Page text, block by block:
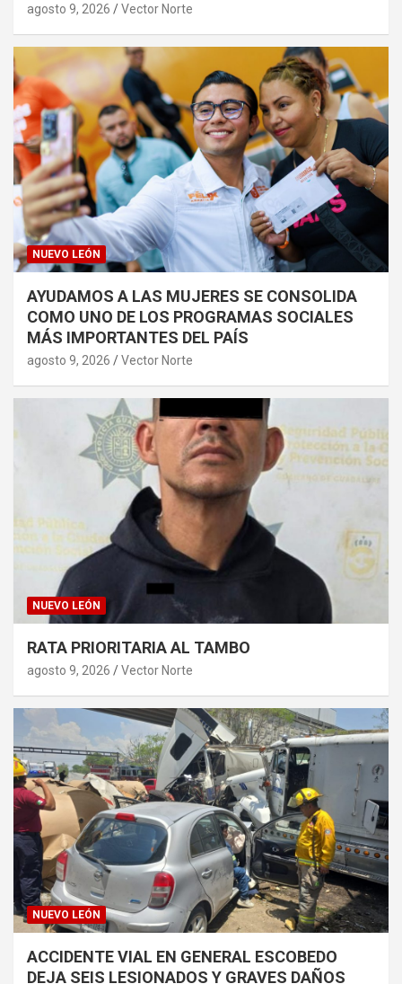
agosto 9, 2026 Vector Norte
NUEVO LEÓN
AYUDAMOS A LAS MUJERES SE CONSOLIDA
COMO UNO DE LOS PROGRAMAS SOCIALES
MÁS IMPORTANTES DEL PAÍS
agosto 9, 2026 Vector Norte
NUEVO LEÓN
RATA PRIORITARIA AL TAMBO
agosto 9, 2026 Vector Norte
NUEVO LEÓN
ACCIDENTE VIAL EN GENERAL ESCOBEDO
DEJA SEIS LESIONADOS Y GRAVES DAÑOS